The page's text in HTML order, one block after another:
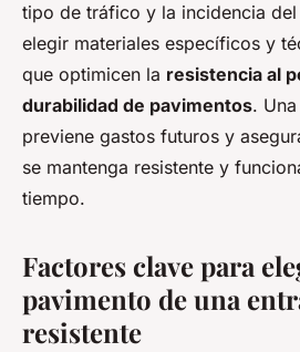
tipo de tráfico y la incidencia
elegir materiales específicos y
que optimicen la resistencia al
durabilidad de pavimentos.
previene gastos futuros y
se mantenga resistente y
tiempo.
Factores clave para
pavimento de una
resistente